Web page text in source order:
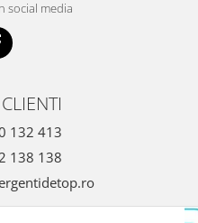
social media
132 413
138 138